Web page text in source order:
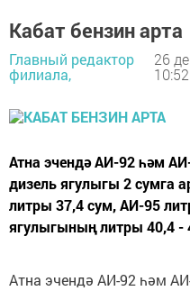
Кабат бензин арта
Главный редактор
филиала,
26
10:52
Атна эчендә АИ-92 һәм
дизель ягулыгы 2 сумга
литры 37,4 сум, АИ-95
ягулыгының литры 40,4 -
Атна эчендә АИ-92 һәм